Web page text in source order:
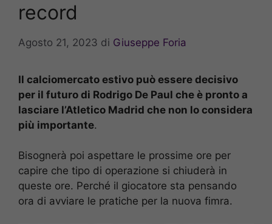
record
Agosto 21, 2023 di Giuseppe Foria
Il calciomercato estivo può essere decisivo
per il futuro di Rodrigo De Paul che è pronto a
lasciare l’Atletico Madrid che non lo considera
più importante.
Bisognerà poi aspettare le prossime ore per
capire che tipo di operazione si chiuderà in
queste ore. Perché il giocatore sta pensando
ora di avviare le pratiche per la nuova fimra.